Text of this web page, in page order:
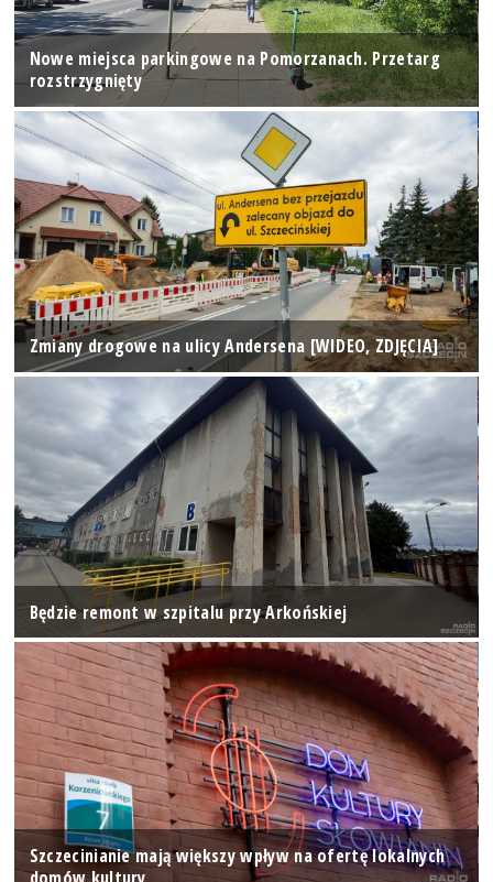
Nowe miejsca parkingowe na Pomorzanach. Przetarg
rozstrzygnięty
Zmiany drogowe na ulicy Andersena [WIDEO, ZDJĘCIA]
Będzie remont w szpitalu przy Arkońskiej
Szczecinianie mają większy wpływ na ofertę lokalnych